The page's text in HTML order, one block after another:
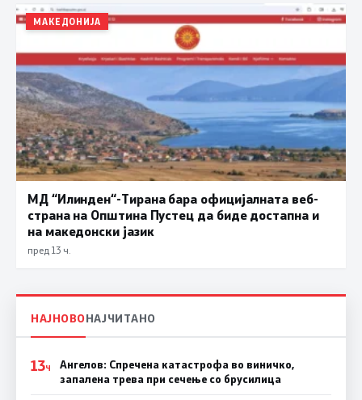
МАКЕДОНИЈА
МД “Илинден“-Тирана бара официјалната веб-
страна на Општина Пустец да биде достапна и
на македонски јазик
пред 13 ч.
НАЈНОВОНАЈЧИТАНО
13Ч
Ангелов: Спречена катастрофа во виничко,
запалена трева при сечење со брусилица